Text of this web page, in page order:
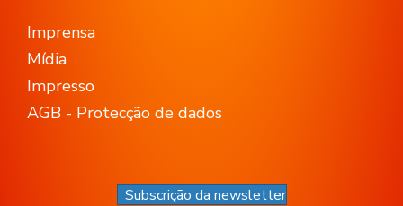
Imprensa
Mídia
Impresso
AGB - Protecção de dados
Subscrição da newsletter